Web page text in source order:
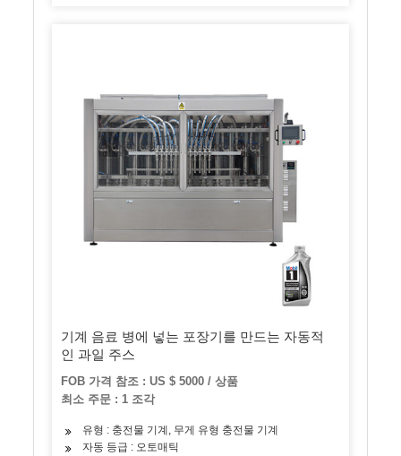
기계 음료 병에 넣는 포장기를 만드는 자동적
인 과일 주스
FOB 가격 참조 : US $ 5000 / 상품
최소 주문 : 1 조각
유형 : 충전물 기계, 무게 유형 충전물 기계
자동 등급 : 오토매틱